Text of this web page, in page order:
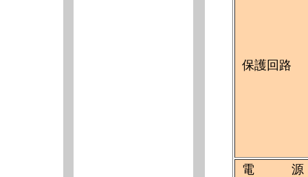
保護回路
電 源